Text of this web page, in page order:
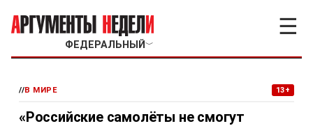
ФЕДЕРАЛЬНЫЙ ﹀
☰
//В МИРЕ 13+
«Российские самолёты не смогут